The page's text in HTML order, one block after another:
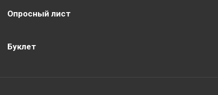
Опросный лист
Буклет